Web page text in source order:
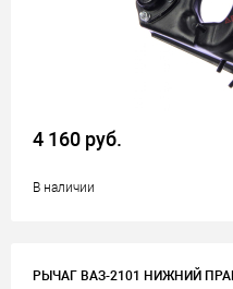
4 160 руб.
В наличии
РЫЧАГ ВАЗ-2101 НИЖНИЙ